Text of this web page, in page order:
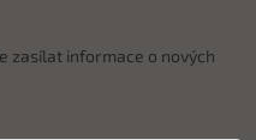
zasílat informace o nových